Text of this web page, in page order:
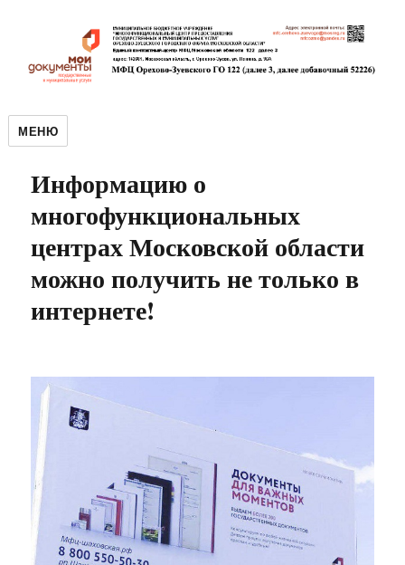
МЕНЮ
Информацию о
многофункциональных
центрах Московской области
можно получить не только в
интернете!